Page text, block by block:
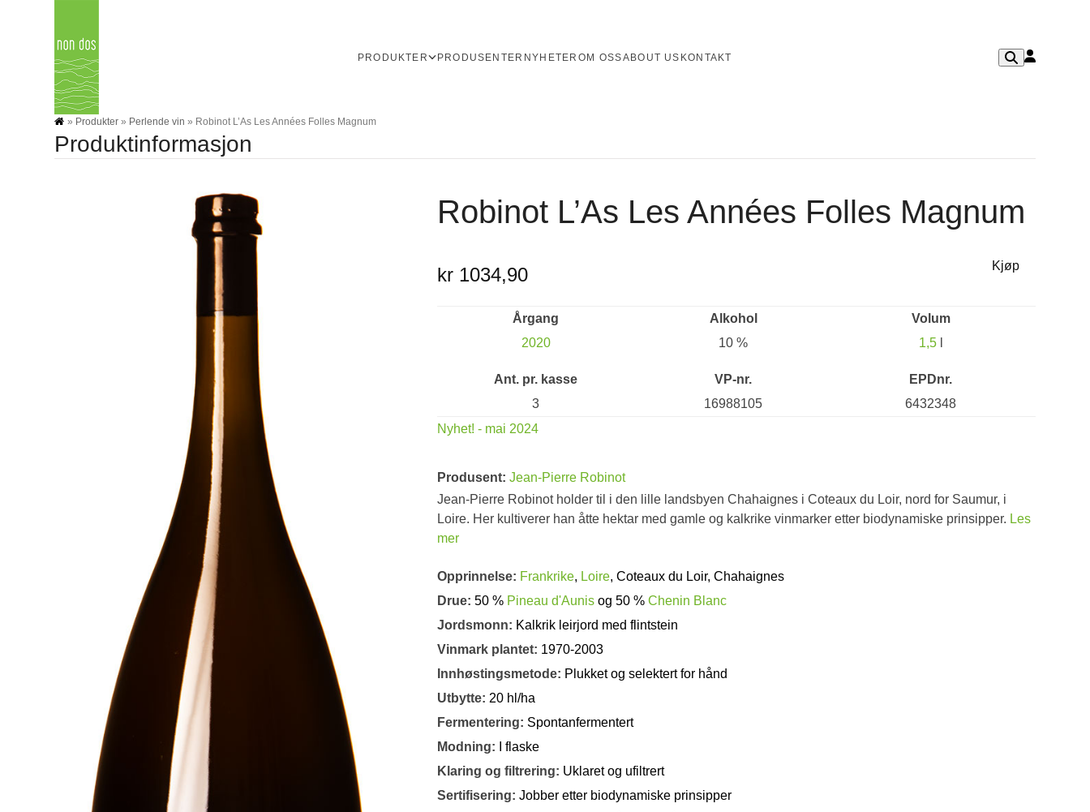
PRODUKTER PRODUSENTER NYHETER OM OSSABOUT US KONTAKT
» Produkter » Perlende vin » Robinot L’As Les Années Folles Magnum
Produktinformasjon
Robinot L’As Les Années Folles Magnum
kr 1034,90 Kjøp
Årgang
2020
Alkohol
10 %
Volum
1,5l
Ant. pr. kasse
3
VP-nr.
16988105
EPDnr.
6432348
Nyhet! - mai 2024
Produsent: Jean-Pierre Robinot
Jean-Pierre Robinot holder til i den lille landsbyen Chahaignes i Coteaux du Loir, nord for Saumur, i
Loire. Her kultiverer han åtte hektar med gamle og kalkrike vinmarker etter biodynamiske prinsipper. Les
mer
Opprinnelse: Frankrike, Loire, Coteaux du Loir, Chahaignes
Drue: 50 % Pineau d'Aunisog 50 % Chenin Blanc
Jordsmonn: Kalkrik leirjord med flintstein
Vinmark plantet: 1970-2003
Innhøstingsmetode: Plukket og selektert for hånd
Utbytte: 20 hl/ha
Fermentering: Spontanfermentert
Modning:
I flaske
Klaring og filtrering: Uklaret og ufiltrert
Sertifisering: Jobber etter biodynamiske prinsipper